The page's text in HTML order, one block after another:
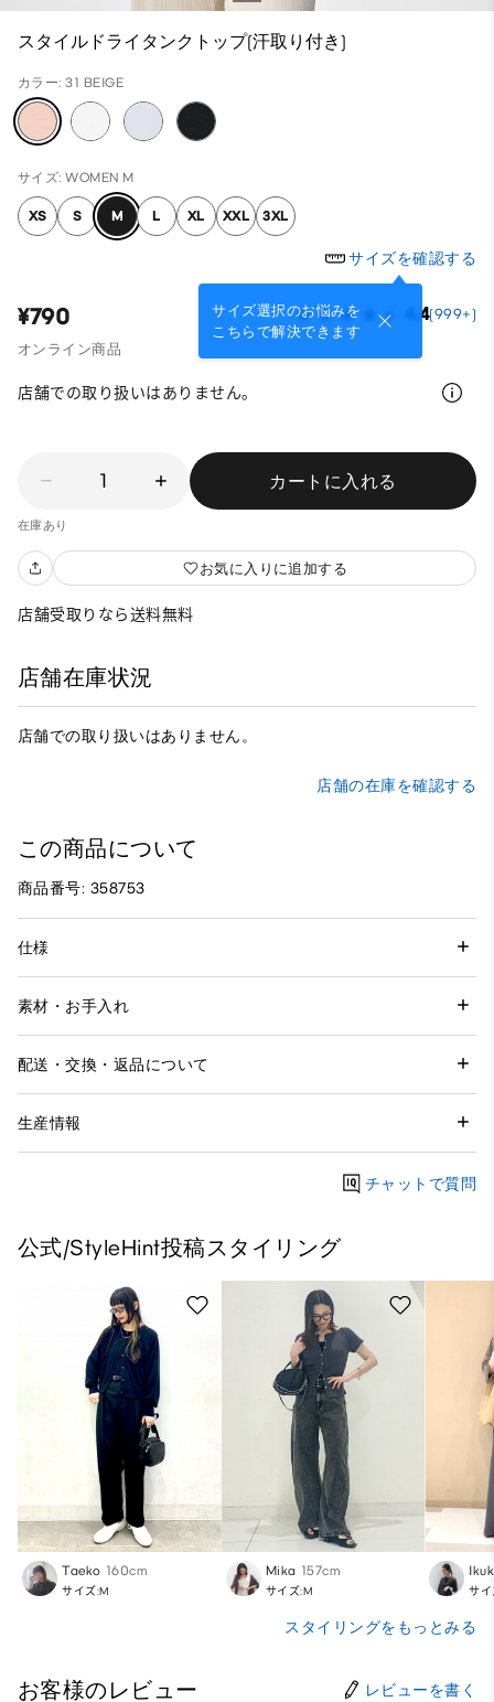
スタイルドライタンクトップ(汗取り付き)
カラー: 31 BEIGE
サイズ: WOMEN M
XS S M L XL XXL 3XL
サイズを確認する
サイズ選択のお悩みを
こちらで解決できます
¥790 4.4(999+)
オンライン商品
店舗での取り扱いはありません。
1 カートに入れる
在庫あり
お気に入りに追加する
店舗受取りなら送料無料
店舗在庫状況
店舗での取り扱いはありません。
店舗の在庫を確認する
この商品について
商品番号: 358753
仕様
素材・お手入れ
配送・交換・返品について
生産情報
チャットで質問
公式/StyleHint投稿スタイリング
Taeko 160cm
サイズ:M
Mika 157cm
サイズ:M サ
スタイリングをもっとみる
お客様のレビュー レビューを書く